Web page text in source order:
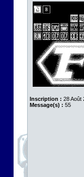
Inscription : 28 Août
Message(s) : 55